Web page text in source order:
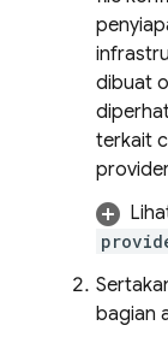
dibuat
terkait
bagian